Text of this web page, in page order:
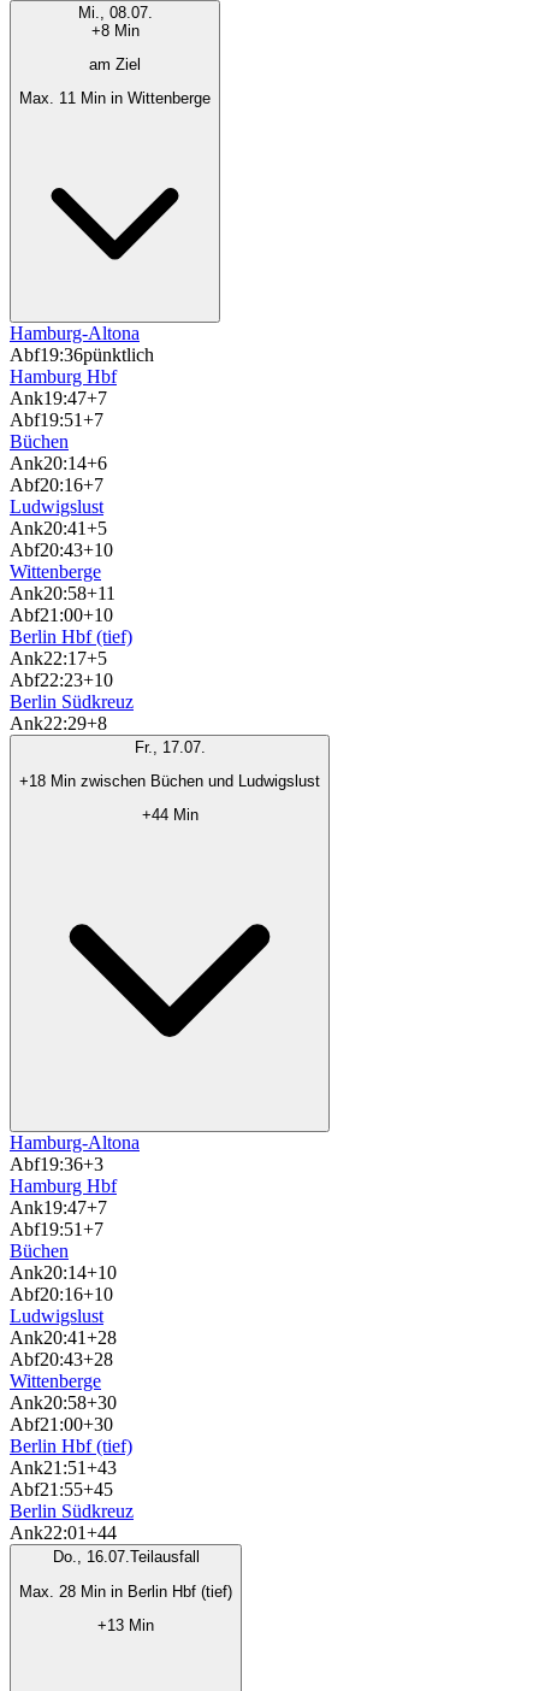
Mi., 08.07.
+8 Min
am Ziel
Max. 11 Min in Wittenberge
Hamburg-Altona
Abf19:36pünktlich
Hamburg Hbf
Ank19:47+7
Abf19:51+7
Büchen
Ank20:14+6
Abf20:16+7
Ludwigslust
Ank20:41+5
Abf20:43+10
Wittenberge
Ank20:58+11
Abf21:00+10
Berlin Hbf (tief)
Ank22:17+5
Abf22:23+10
Berlin Südkreuz
Ank22:29+8
Fr., 17.07.
+18 Min zwischen Büchen und Ludwigslust
+44 Min
Hamburg-Altona
Abf19:36+3
Hamburg Hbf
Ank19:47+7
Abf19:51+7
Büchen
Ank20:14+10
Abf20:16+10
Ludwigslust
Ank20:41+28
Abf20:43+28
Wittenberge
Ank20:58+30
Abf21:00+30
Berlin Hbf (tief)
Ank21:51+43
Abf21:55+45
Berlin Südkreuz
Ank22:01+44
Do., 16.07.Teilausfall
Max. 28 Min in Berlin Hbf (tief)
+13 Min